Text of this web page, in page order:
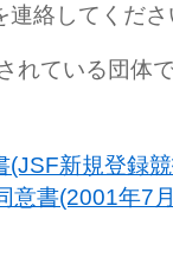
連絡してくだ
れている団体
(JSF新規登録
意書(2001年7